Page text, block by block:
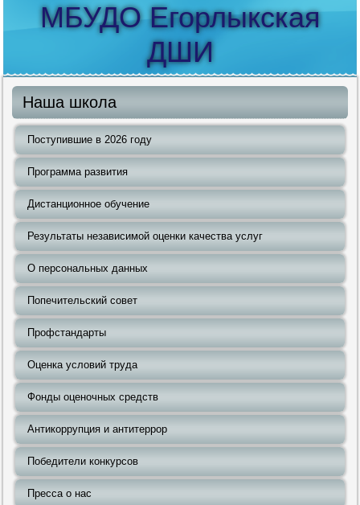
МБУДО Егорлыкская
ДШИ
Наша школа
Поступившие в 2026 году
Программа развития
Дистанционное обучение
Результаты независимой оценки качества услуг
О персональных данных
Попечительский совет
Профстандарты
Оценка условий труда
Фонды оценочных средств
Антикоррупция и антитеррор
Победители конкурсов
Пресса о нас